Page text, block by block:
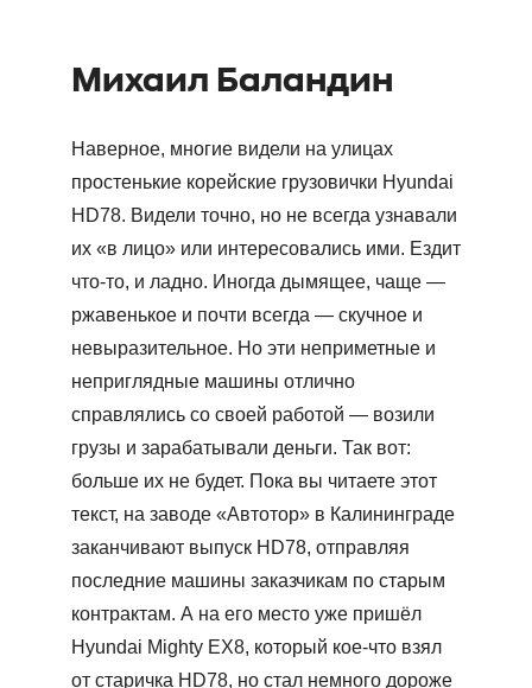
Михаил Баландин
Наверное, многие видели на улицах
простенькие корейские грузовички Hyundai
HD78. Видели точно, но не всегда узнавали
их «в лицо» или интересовались ими. Ездит
что-то, и ладно. Иногда дымящее, чаще —
ржавенькое и почти всегда — скучное и
невыразительное. Но эти неприметные и
неприглядные машины отлично
справлялись со своей работой — возили
грузы и зарабатывали деньги. Так вот:
больше их не будет. Пока вы читаете этот
текст, на заводе «Автотор» в Калининграде
заканчивают выпуск HD78, отправляя
последние машины заказчикам по старым
контрактам. А на его место уже пришёл
Hyundai Mighty EX8, который кое-что взял
от старичка HD78, но стал немного дороже